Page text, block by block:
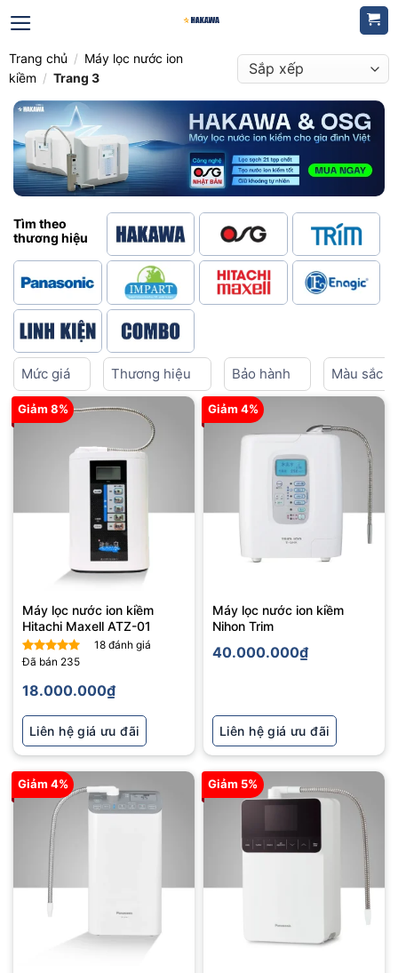
qua
dung
Trang chủ / Máy lọc nước ion
kiềm / Trang 3
Tìm theo
thương hiệu
Mức giá Thương hiệu Bảo hành Màu sắc
Giảm 8%
Máy lọc nước ion kiềm
Hitachi Maxell ATZ-01
Được xếp
sao
18đánh giá
Đã bán 235
18.000.000₫
Liên hệ giá ưu đãi
Giảm 4%
Máy lọc nước ion kiềm
Nihon Trim
40.000.000₫
Liên hệ giá ưu đãi
Giảm 4% Giảm 5%